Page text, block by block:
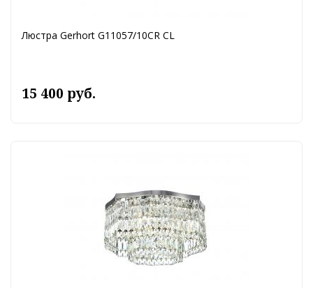
Люстра Gerhort G11057/10CR CL
15 400 руб.